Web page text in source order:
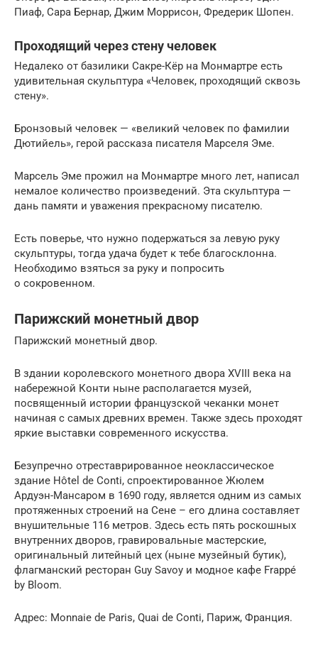
Пиаф, Сара Бернар, Джим Моррисон, Фредерик Шопен.
Проходящий через стену человек
Недалеко от базилики Сакре-Кёр на Монмартре есть
удивительная скульптура «Человек, проходящий сквозь
стену».
Бронзовый человек — «великий человек по фамилии
Дютийель», герой рассказа писателя Марселя Эме.
Марсель Эме прожил на Монмартре много лет, написал
немалое количество произведений. Эта скульптура —
дань памяти и уважения прекрасному писателю.
Есть поверье, что нужно подержаться за левую руку
скульптуры, тогда удача будет к тебе благосклонна.
Необходимо взяться за руку и попросить
о сокровенном.
Парижский монетный двор
Парижский монетный двор.
В здании королевского монетного двора XVIII века на
набережной Конти ныне располагается музей,
посвященный истории французской чеканки монет
начиная с самых древних времен. Также здесь проходят
яркие выставки современного искусства.
Безупречно отреставрированное неоклассическое
здание Hôtel de Conti, спроектированное Жюлем
Ардуэн-Мансаром в 1690 году, является одним из самых
протяженных строений на Сене – его длина составляет
внушительные 116 метров. Здесь есть пять роскошных
внутренних дворов, гравировальные мастерские,
оригинальный литейный цех (ныне музейный бутик),
флагманский ресторан Guy Savoy и модное кафе Frappé
by Bloom.
Адрес: Monnaie de Paris, Quai de Conti, Париж, Франция.